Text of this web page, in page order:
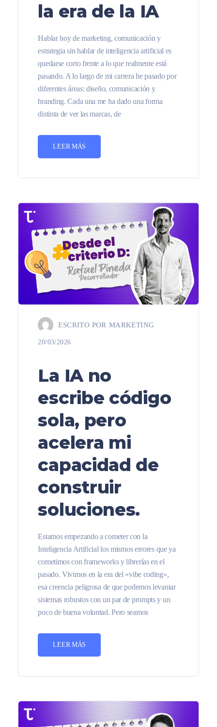
la era de la IA
Hablar hoy de marketing, comunicación y
estrategia sin hablar de inteligencia artificial es
quedarse corto frente a lo que realmente está
pasando. A lo largo de mi carrera he pasado por
diferentes áreas: diseño, comunicación y
branding. Cada una me ha dado una forma
distinta de ver las marcas, de
LEER MÁS
ESCRITO POR MARKETING
20/03/2026
La IA no
escribe código
sola, pero
acelera mi
capacidad de
construir
soluciones.
Estamos empezando a cometer con la
Inteligencia Artificial los mismos errores que ya
cometimos con frameworks y librerías en el
pasado. Vivimos en la era del «vibe coding»,
esa creencia peligrosa de que podemos levantar
sistemas robustos con un par de prompts y un
poco de buena voluntad. Pero seamos
LEER MÁS